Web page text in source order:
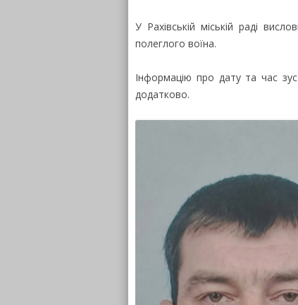
У Рахівській міській раді
полеглого воїна.
Інформацію про дату та час
додатково.